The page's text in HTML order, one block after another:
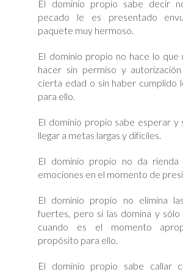
El dominio propio sabe decir
pecado le es presentado
paquete muy hermoso.
El dominio propio no hace lo que
hacer sin permiso y
cierta edad o sin haber cumplido
para ello.
El dominio propio sabe esperar y
llegar a metas largas y difíciles.
El dominio propio no da rienda
emociones en el momento de
El dominio propio no elimina
fuertes, pero sí las domina y sólo
cuando es el momento
propósito para ello.
El dominio propio sabe callar